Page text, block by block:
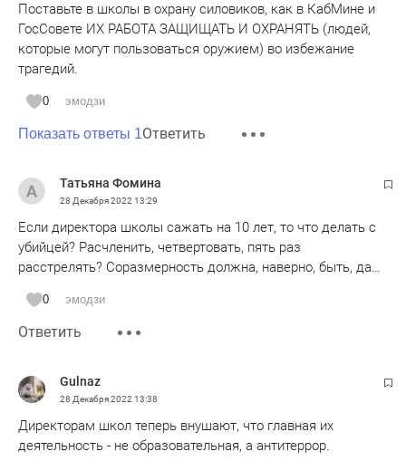
Поставьте в школы в охрану силовиков, как в КабМине и
ГосСовете ИХ РАБОТА ЗАЩИЩАТЬ И ОХРАНЯТЬ (людей,
которые могут пользоваться оружием) во избежание
трагедий.
0 эмодзи
Показать ответы 1Ответить
Татьяна Фомина
28 Декабря 2022 13:29
Если директора школы сажать на 10 лет, то что делать с
убийцей? Расчленить, четвертовать, пять раз
расстрелять? Соразмерность должна, наверно, быть, да…
0 эмодзи
Ответить
Gulnaz
28 Декабря 2022 13:38
Директорам школ теперь внушают, что главная их
деятельность - не образовательная, а антитеррор.